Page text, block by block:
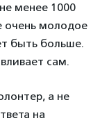
менее 1000
очень молодое
быть больше.
сам.
а не
на